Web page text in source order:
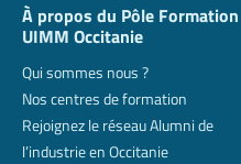
À propos du Pôle Formation
UIMM Occitanie
Qui sommes nous ?
Nos centres de formation
Rejoignez le réseau Alumni de
l’industrie en Occitanie